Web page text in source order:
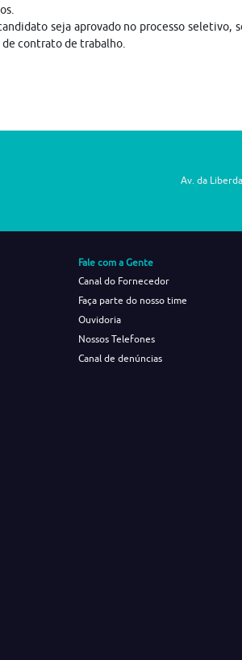
seja aprovado no processo seletivo,
de contrato de trabalho.
Av. da
Fale com a Gente
Canal do Fornecedor
Faça parte do nosso time
Ouvidoria
Nossos Telefones
Canal de denúncias